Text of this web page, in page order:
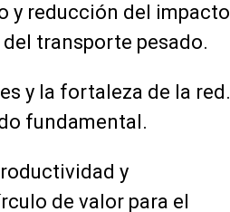
y reducción del impacto
transporte pesado.
y la fortaleza de la red.
fundamental.
y
de valor para el